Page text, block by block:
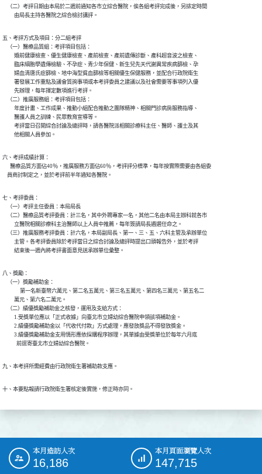
    （二）考評日期由本局於二週前通知各市立綜合醫院，俟各組考評完成後，另排定時間
          由局長主持各醫院之綜合檢討講評。
五、考評方式及項目：分二組考評
    （一）醫療品質組：考評項目包括：
          婚前健康檢查、優生健康檢查、產前檢查、產前遺傳診斷、產科超音波之檢查、
          臨床細胞學遺傳檢驗、不孕症、青少年保健、新生兒先天代謝異常疾病篩檢、孕
          婦血清唐氏症篩檢、地中海型貧血篩檢等相關優生保健服務，並配合行政院衛生
          署發展工作重點及議會質詢事項或本考評委員之建議以及社會需要等事項列入優
          先辦理，每年擇定數項進行考評。
    （二）推廣服務組：考評項目包括：
          年度計畫、工作成果、推動小組配合推動之團隊精神、相關門診病房服務指導、
          醫護人員之訓練、民眾教育宣導等。
          考評當日召開綜合討論及總評時，請各醫院派相關診療科主任、醫師、護士及其
          他相關人員參加。
六、考評成績計算：
醫療品質方面佔40％，推廣服務方面佔60％，考評評分標準，每年按實際需要由各組委
七、考評委員：
    （一）考評主任委員：本局局長
    （二）醫療品質考評委員：計三名，其中外聘專家一名，其他二名由本局主辦科就各市
          立醫院相關診療科主治醫師以上人員中推薦，每年簽請局長遴選任命之。
    （三）推廣服務考評委員：計六名，本局副局長、第一、三、五、六科主管及承辦單位
          主管。各考評委員除於考評當日之綜合討論及總評時提出口頭報告外，並於考評
八、獎勵：
    （一）獎勵補助金：
      　　第一名新臺幣六萬元、第二名五萬元、第三名五萬元、第四名三萬元、第五名二
          萬元、第六名二萬元。
    （二）績優獎勵補助金之核發，運用及支給方式：
          1.受獎單位應以「正式收據」向臺北市立婦幼綜合醫院申領該項補助金。
          2.績優獎勵補助金以「代收代付款」方式處理，應發放獎品不得發放獎金。
          3.績優獎勵補助金支用情形應依採購程序辦理，其單據由受獎單位於每年六月底
            前逕寄臺北市立婦幼綜合醫院。
九、本考評所需經費由行政院衛生署補助款支應。
::: 本月造訪人次
16,186
本月頁面瀏覽人次
147,715